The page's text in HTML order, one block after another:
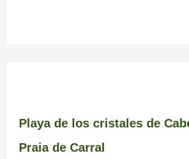
Playa de los cristales de
Praia de Carral